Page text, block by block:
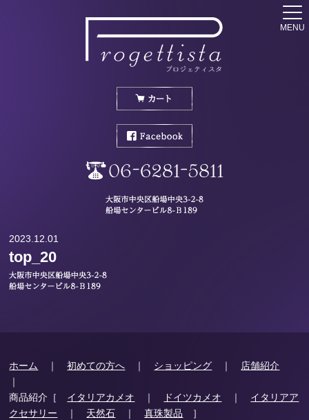
MENU
2023.12.01
top_20
ホーム ｜初めての方へ ｜ ショッピング ｜ 店舗紹介
｜
商品紹介［ イタリアカメオ ｜ ドイツカメオ ｜ イタリアア
クセサリー ｜ 天然石 ｜真珠製品 ］